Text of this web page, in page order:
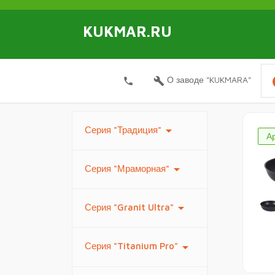
KUKMAR.RU
local_phone build О заводе "KUKMARA"
Серия "Традиция" arrow_drop_down
Серия "Мраморная" arrow_drop_down
Серия "Granit Ultra" arrow_drop_down
Серия "Titanium Pro" arrow_drop_down